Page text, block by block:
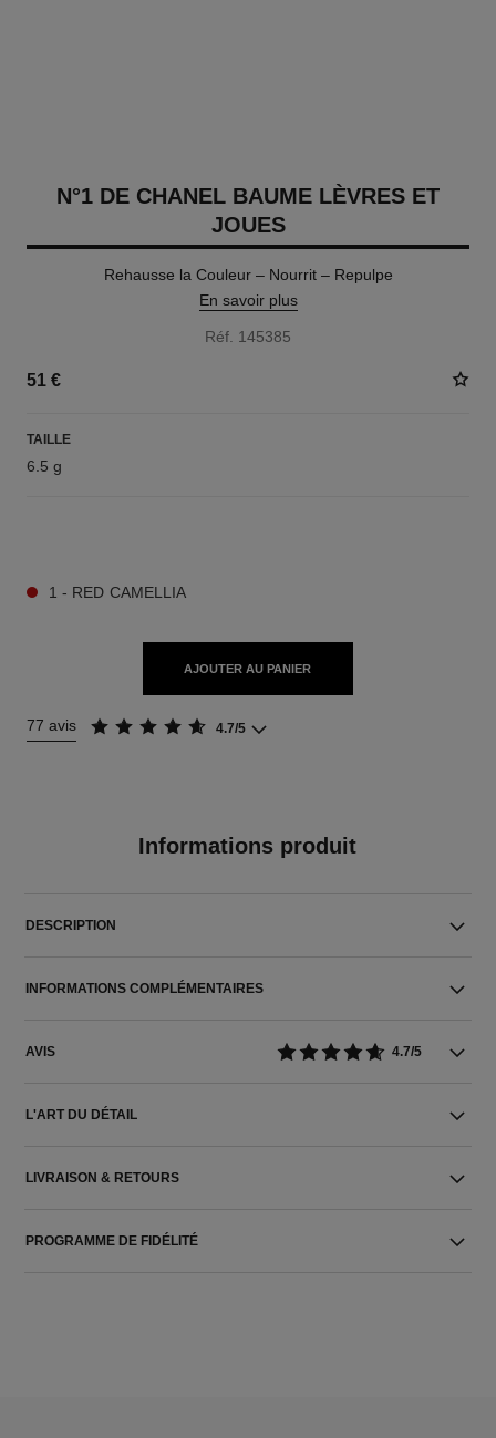
N°1 DE CHANEL BAUME LÈVRES ET
JOUES
Rehausse la Couleur – Nourrit – Repulpe
En savoir plus
Réf. 145385
51 €
TAILLE
6.5 g
1 - RED CAMELLIA
AJOUTER AU PANIER
77 avis 4.7/5
Informations produit
DESCRIPTION
INFORMATIONS COMPLÉMENTAIRES
AVIS 4.7/5
L'ART DU DÉTAIL
LIVRAISON & RETOURS
PROGRAMME DE FIDÉLITÉ